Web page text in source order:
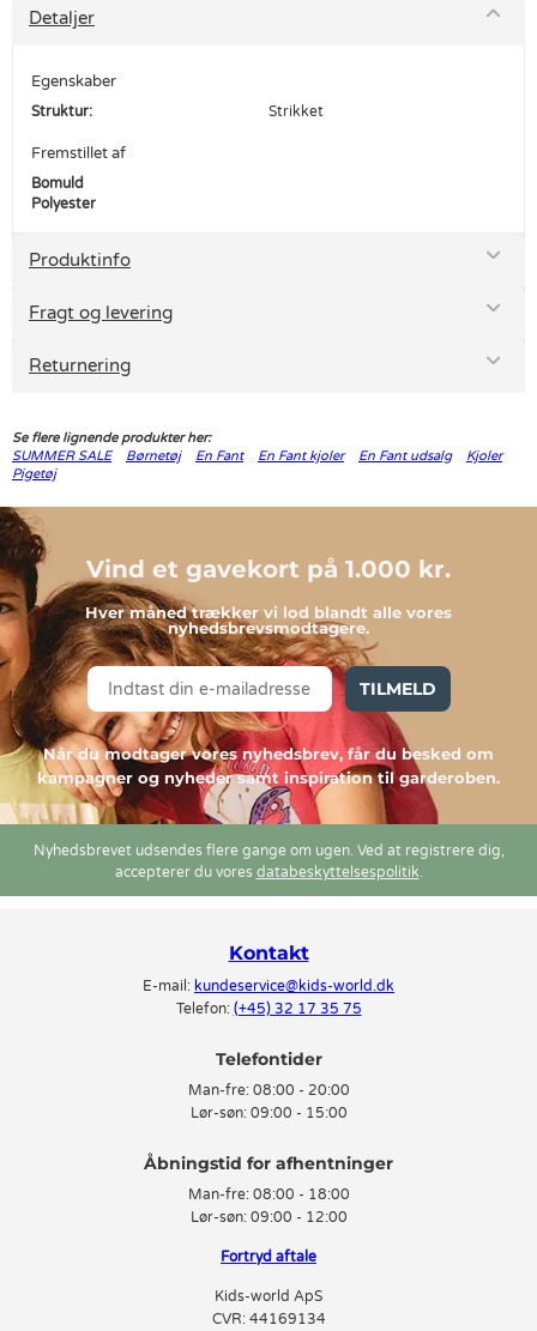
Detaljer
Egenskaber
Struktur: Strikket
Fremstillet af
Bomuld
Polyester
Produktinfo
Fragt og levering
Returnering
Se flere lignende produkter her:
SUMMER SALE
Børnetøj En Fant En Fant kjoler En Fant udsalg
Kjoler
Pigetøj
Vind et gavekort på 1.000 kr.
Hver måned trækker vi lod blandt alle vores
nyhedsbrevsmodtagere.
TILMELD
Når du modtager vores nyhedsbrev, får du besked om
kampagner og nyheder samt inspiration til garderoben.
Nyhedsbrevet udsendes flere gange om ugen. Ved at registrere dig,
accepterer du vores databeskyttelsespolitik.
Kontakt
E-mail: kundeservice@kids-world.dk
Telefon: (+45) 32 17 35 75
Telefontider
Man-fre: 08:00 - 20:00
Lør-søn: 09:00 - 15:00
Man-fre: 08:00 - 18:00
Lør-søn: 09:00 - 12:00
Fortryd aftale
Kids-world ApS
CVR: 44169134